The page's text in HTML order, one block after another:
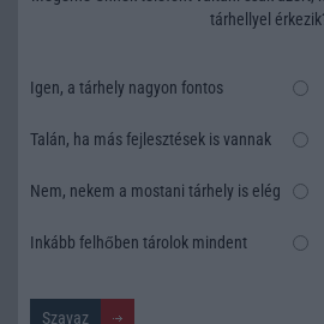
tárhellyel
Igen, a tárhely nagyon fontos
Talán, ha más fejlesztések is vannak
Nem, nekem a mostani tárhely is elég
Inkább felhőben tárolok mindent